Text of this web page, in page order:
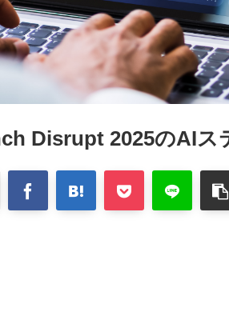
Disrupt 2025のAIス